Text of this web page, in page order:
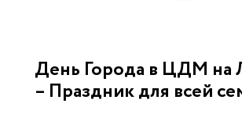
День Города в ЦДМ на
– Праздник для всей